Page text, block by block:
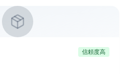
信頼度高